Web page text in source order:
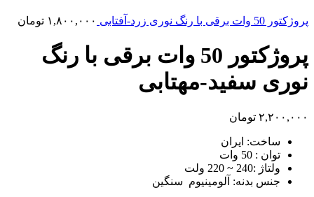
پروژکتور 50 وات برقی با رنگ نوری زرد-آفتابی ۱,۸۰۰,۰۰۰ تومان
پروژکتور 50 وات برقی با رنگ
نوری سفید-مهتابی
۲,۲۰۰,۰۰۰ تومان
ساخت: ایران
توان : 50 وات
ولتاژ :240 ~ 220 ولت
جنس بدنه: آلومینیوم سنگین